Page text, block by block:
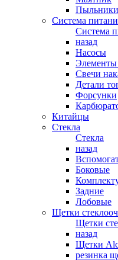
Пыльники
Система
Система
назад
Насосы
Элементы
Свечи
Детали
Форсунки
Китайцы
Стекла
Стекла
назад
Боковые
Задние
Лобовые
Щетки
Щетки
назад
Щетки
резинка